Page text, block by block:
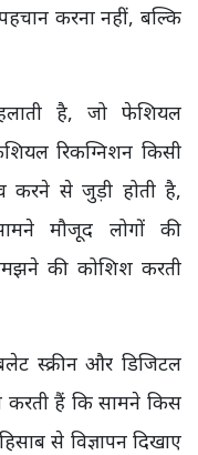
करना नहीं, बल्कि
है, जो फेशियल
रिकग्निशन किसी
करने से जुड़ी होती है,
मौजूद लोगों की
की कोशिश करती
स्क्रीन और डिजिटल
हैं कि सामने किस
से विज्ञापन दिखाए